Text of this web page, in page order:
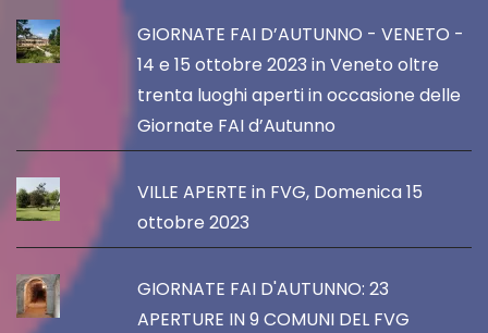
GIORNATE FAI D’AUTUNNO - VENETO -
14 e 15 ottobre 2023 in Veneto oltre
trenta luoghi aperti in occasione delle
Giornate FAI d’Autunno
VILLE APERTE in FVG, Domenica 15
ottobre 2023
GIORNATE FAI D'AUTUNNO: 23
APERTURE IN 9 COMUNI DEL FVG